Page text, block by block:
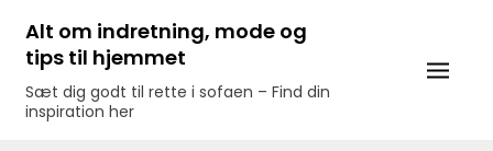
content
Alt om indretning, mode og
tips til hjemmet
Sæt dig godt til rette i sofaen – Find din
inspiration her